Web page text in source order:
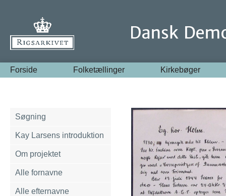
Forside Folketællinger Kirkebøger
Søgning
Kay Larsens introduktion
Om projektet
Alle fornavne
Alle efternavne